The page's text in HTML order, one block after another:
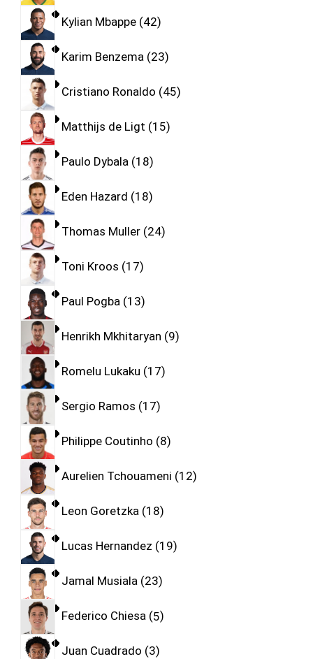
Kylian Mbappe 42
Karim Benzema 23
Cristiano Ronaldo 45
Matthijs de Ligt 15
Paulo Dybala 18
Eden Hazard 18
Thomas Muller 24
Toni Kroos 17
Paul Pogba 13
Henrikh Mkhitaryan 9
Romelu Lukaku 17
Sergio Ramos 17
Philippe Coutinho 8
Aurelien Tchouameni 12
Leon Goretzka 18
Lucas Hernandez 19
Jamal Musiala 23
Federico Chiesa 5
Juan Cuadrado 3